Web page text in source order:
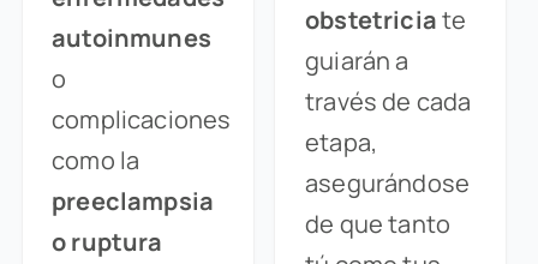
autoinmunes
o
complicaciones
como la
preeclampsia
o ruptura
obstetriciate
guiarán a
través de cada
etapa,
asegurándose
de que tanto